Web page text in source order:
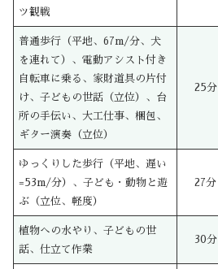
ツ観戦
普通歩行（平地、67m/分、犬
を連れて）、電動アシスト付き
自転車に乗る、家財道具の片付
け、子どもの世話（立位）、台
所の手伝い、大工仕事、梱包、
ギター演奏（立位）
25分
ゆっくりした歩行（平地、遅い
=53m/分）、子ども・動物と遊
ぶ（立位、軽度）
27分
植物への水やり、子どもの世
話、仕立て作業
30分